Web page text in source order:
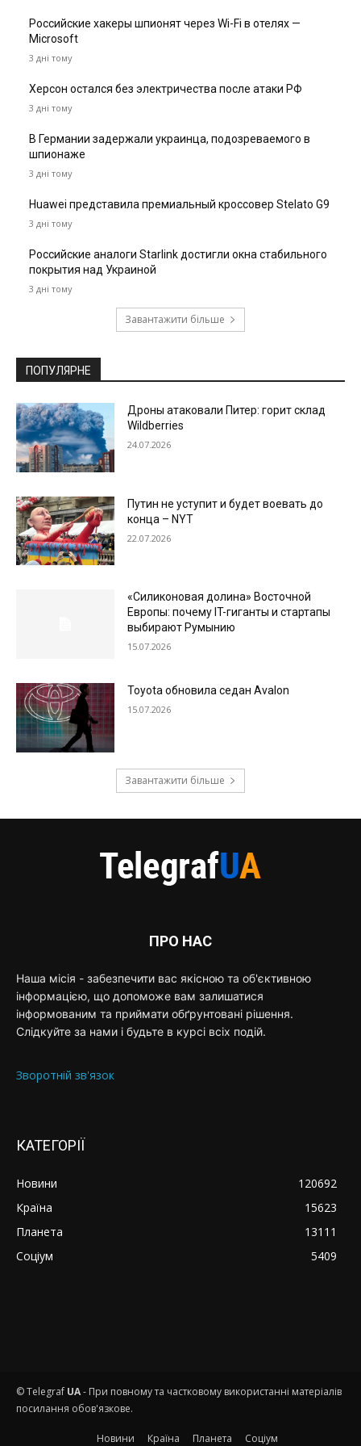
Российские хакеры шпионят через Wi-Fi в отелях —
Microsoft
3 дні тому
Херсон остался без электричества после атаки РФ
3 дні тому
В Германии задержали украинца, подозреваемого в
шпионаже
3 дні тому
Huawei представила премиальный кроссовер Stelato G9
3 дні тому
Российские аналоги Starlink достигли окна стабильного
покрытия над Украиной
3 дні тому
Завантажити більше
ПОПУЛЯРНЕ
Дроны атаковали Питер: горит склад
Wildberries
24.07.2026
Путин не уступит и будет воевать до
конца – NYT
22.07.2026
«Силиконовая долина» Восточной
Европы: почему IT-гиганты и стартапы
выбирают Румынию
15.07.2026
Toyota обновила седан Avalon
15.07.2026
Завантажити більше
ПРО НАС
Наша місія - забезпечити вас якісною та об'єктивною
інформацією, що допоможе вам залишатися
інформованим та приймати обґрунтовані рішення.
Слідкуйте за нами і будьте в курсі всіх подій.
Зворотній зв'язок
КАТЕГОРІЇ
Новини
120692
Країна
15623
Планета
13111
Соціум
5409
© Telegraf UA- При повному та частковому використанні матеріалів
посилання обов'язкове.
Новини Країна Планета Соціум